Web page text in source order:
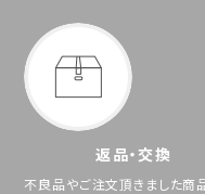
返品・交換
不良品やご注文頂きました商